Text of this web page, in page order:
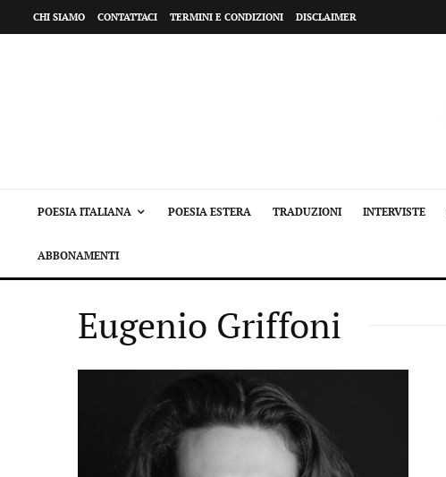
CHI SIAMO CONTATTACI TERMINI E CONDIZIONI DISCLAIMER
POESIA ITALIANA POESIA ESTERA TRADUZIONI INTERVISTE
ABBONAMENTI
Eugenio Griffoni